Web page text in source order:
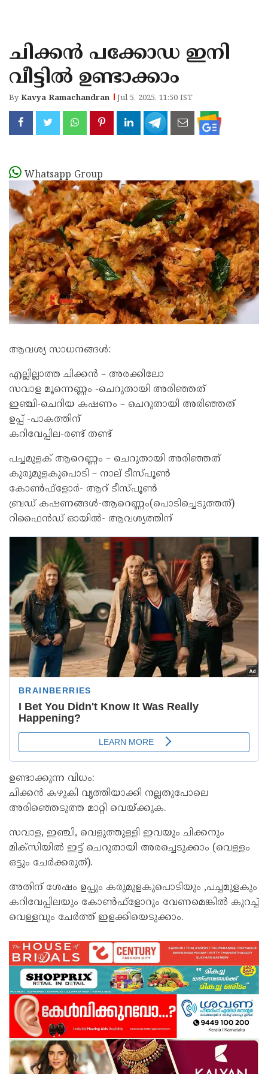
KANNUR
KASARAGOD
ചിക്കൻ പക്കോഡ ഇനി
വീട്ടിൽ ഉണ്ടാക്കാം
ByKavya Ramachandran Jul 5, 2025, 11:50 IST
Whatsapp Group
ആവശ്യ സാധനങ്ങൾ:
എല്ലില്ലാത്ത ചിക്കന്‍ – അരക്കിലോ
സവാള മൂന്നെണ്ണം -ചെറുതായി അരിഞ്ഞത്
ഇഞ്ചി-ചെറിയ കഷണം – ചെറുതായി അരിഞ്ഞത്
ഉപ്പ് -പാകത്തിന്
കറിവേപ്പില-രണ്ട് തണ്ട്
പച്ചമുളക് ആറെണ്ണം – ചെറുതായി അരിഞ്ഞത്
കുരുമുളകുപൊടി – നാല് ടീസ്പൂണ്‍
കോണ്‍ഫ്ളോര്‍- ആറ് ടീസ്പൂണ്‍
ബ്രഡ് കഷണങ്ങള്‍-ആറെണ്ണം(പൊടിച്ചെടുത്തത്)
റിഫൈന്‍ഡ് ഓയില്‍- ആവശ്യത്തിന്
ഉണ്ടാക്കുന്ന വിധം:
ചിക്കന്‍ കഴുകി വൃത്തിയാക്കി നല്ലതുപോലെ
അരിഞ്ഞെടുത്ത മാറ്റി വെയ്ക്കുക.
സവാള, ഇഞ്ചി, വെളുത്തുള്ളി ഇവയും ചിക്കനും
മിക്സിയില്‍ ഇട്ട് ചെറുതായി അരച്ചെടുക്കാം (വെള്ളം
ഒട്ടും ചേർക്കരുത്).
അതിന് ശേഷം ഉപ്പും കരുമുളകുപൊടിയും ,പച്ചമുളകും
കറിവേപ്പിലയും കോണ്‍ഫ്ളോറും വേണമെങ്കില്‍ കുറച്ച്
വെള്ളവും ചേർത്ത് ഇളക്കിയെടുക്കാം.